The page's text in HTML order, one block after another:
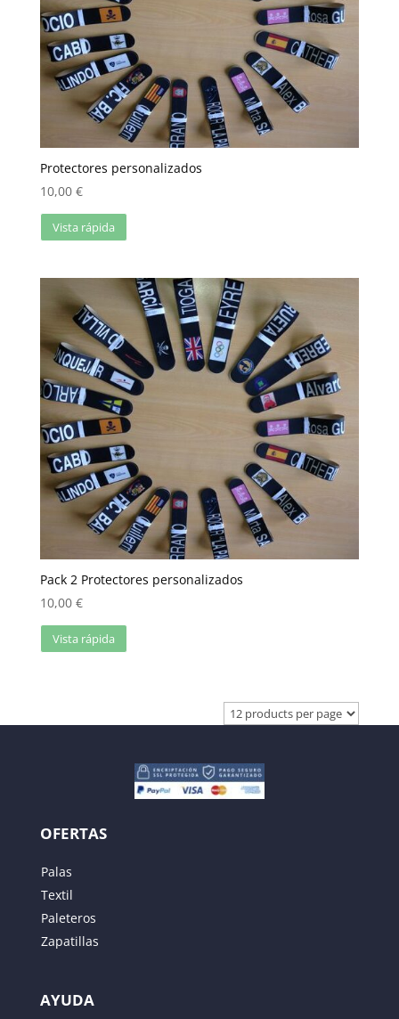
Protectores personalizados
10,00 €
Vista rápida
Pack 2 Protectores personalizados
10,00 €
Vista rápida
OFERTAS
Palas
Textil
Paleteros
Zapatillas
AYUDA